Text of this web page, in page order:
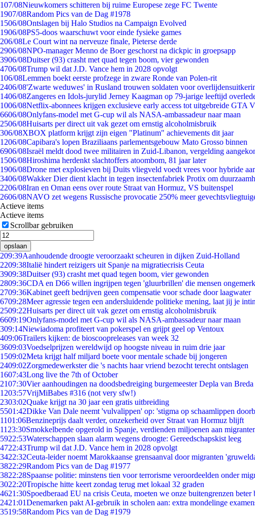
107/08Nieuwkomers schitteren bij ruime Europese zege FC Twente
1907/08Random Pics van de Dag #1978
1506/08Ontslagen bij Halo Studios na Campaign Evolved
1906/08PS5-doos waarschuwt voor einde fysieke games
206/08Le Court wint na nerveuze finale, Pieterse derde
2906/08NPO-manager Menno de Boer geschorst na dickpic in groepsapp
3906/08Duitser (93) crasht met quad tegen boom, vier gewonden
4706/08Trump wil dat J.D. Vance hem in 2028 opvolgt
106/08Lemmen boekt eerste profzege in zware Ronde van Polen-rit
2406/08'Zwarte weduwes' in Rusland trouwen soldaten voor
1406/08Zangeres en Idols-jurylid Jerney Kaagman op 79-jarige leeftijd
1006/08Netflix-abonnees krijgen exclusieve early access tot uitgebreide GTA
6606/08Onlyfans-model met G-cup wil als NASA-ambassadeur naar maan
2506/08Huisarts per direct uit vak gezet om ernstig alcoholmisbruik
306/08XBOX platform krijgt zijn eigen "Platinum" achievements dit jaar
1206/08Capibara's lopen Braziliaans parlementsgebouw Mato Grosso binnen
6906/08Israël meldt dood twee militairen in Zuid-Libanon, vergelding
1506/08Hiroshima herdenkt slachtoffers atoombom, 81 jaar later
1906/08Drone met explosieven bij Duits vliegveld voedt vrees voor hybride
3406/08Wakker Dier dient klacht in tegen insectenfabriek Protix om
2206/08Iran en Oman eens over route Straat van Hormuz, VS buitenspel
2606/08NAVO zet wegens Russische provocatie 250% meer
Actieve items
Actieve items
Scrollbar gebruiken
opslaan
209:39Aanhoudende droogte veroorzaakt scheuren in dijken Zuid-Holland
2209:38Italië hindert reizigers uit Spanje na migratiecrisis Ceuta
3909:38Duitser (93) crasht met quad tegen boom, vier gewonden
2809:36CDA en D66 willen ingrijpen tegen 'gluurbrillen' die mensen
2709:36Kabinet geeft bedrijven geen compensatie voor schade door laagwater
6709:28Meer agressie tegen een andersluidende politieke mening, laat jij je
2509:22Huisarts per direct uit vak gezet om ernstig alcoholmisbruik
6609:19Onlyfans-model met G-cup wil als NASA-ambassadeur naar maan
309:14Niewiadoma profiteert van pokerspel en grijpt geel op Ventoux
409:06Trailers kijken: de bioscoopreleases van week 32
3609:03Voedselprijzen wereldwijd op hoogste niveau in ruim drie jaar
1509:02Meta krijgt half miljard boete voor mentale schade bij jongeren
2409:02Zorgmedewerkster die 's nachts haar vriend bezocht terecht ontslagen
1607:43Long live the 7th of October
2107:30Vier aanhoudingen na doodsbedreiging burgemeester Depla van Breda
1203:57VrijMiBabes #316 (not very sfw!)
2303:02Quake krijgt na 30 jaar een gratis uitbreiding
5501:42Dikke Van Dale neemt 'vulvalippen' op: 'stigma op schaamlippen
1101:06Benzineprijs daalt verder, onzekerheid over Straat van Hormuz blijft
11 23:30Smokkelbende opgerold in Spanje, verdienden miljoenen aan
5922:53Waterschappen slaan alarm wegens droogte: Gereedschapskist leeg
4722:43Trump wil dat J.D. Vance hem in 2028 opvolgt
3422:32Ceuta-leider noemt Marokkaanse grensaanval door migranten
3822:29Random Pics van de Dag #1977
3822:28Spaanse politie: minstens tien voor terrorisme veroordeelden onder
3022:20Tropische hitte keert zondag terug met lokaal 32 graden
4621:30Spoedberaad EU na crisis Ceuta, moeten we onze buitengrenzen beter
2421:01Denemarken pakt AI-gebruik in scholen aan: extra mondelinge
3519:58Random Pics van de Dag #1979